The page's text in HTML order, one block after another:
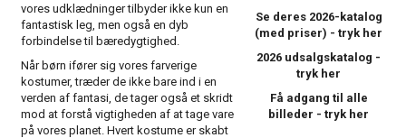
vores udklædninger tilbyder ikke kun en
fantastisk leg, men også en dyb
forbindelse til bæredygtighed.
Når børn ifører sig vores farverige
kostumer, træder de ikke bare ind i en
verden af fantasi, de tager også et skridt
mod at forstå vigtigheden af at tage vare
på vores planet. Hvert kostume er skabt
Se deres 2026-katalog
(med priser) - tryk her
2026 udsalgskatalog -
tryk her
Få adgang til alle
billeder - tryk her